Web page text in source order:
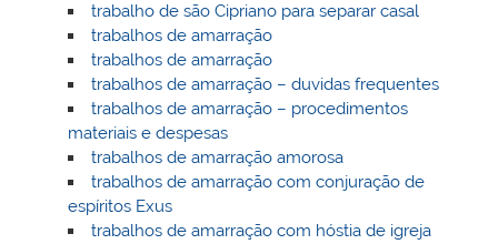
trabalho de são Cipriano para separar casal
trabalhos de amarração
trabalhos de amarração
trabalhos de amarração – duvidas frequentes
trabalhos de amarração – procedimentos
materiais e despesas
trabalhos de amarração amorosa
trabalhos de amarração com conjuração de
espíritos Exus
trabalhos de amarração com hóstia de igreja